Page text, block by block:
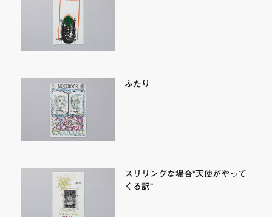
ふたり
スリリングな場合”天使がやって
くる訳”